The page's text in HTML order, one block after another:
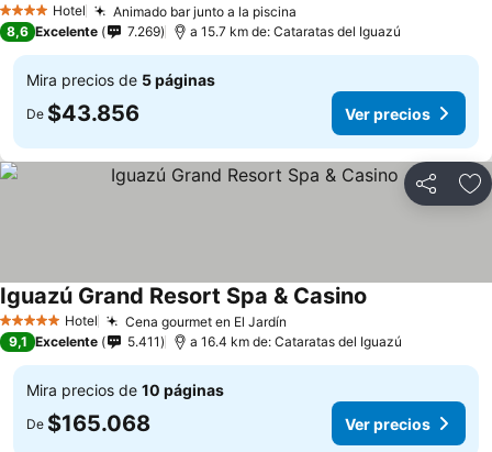
4 EstrellasHotel Animado bar junto a la piscina
8,6 Excelente 7.269 a 15.7 km de: Cataratas del Iguazú
Mira precios de 5 páginas
De $43.856 Ver precios
Compartir
5 Estrellas Hotel Cena gourmet en El Jardín
Iguazú Grand Resort Spa & Casino
9,1 Excelente 5.411 a 16.4 km de: Cataratas del Iguazú
Mira precios de 10 páginas
De $165.068 Ver precios